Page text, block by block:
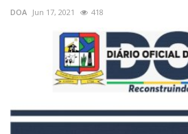
DOA Jun 17, 2021 418